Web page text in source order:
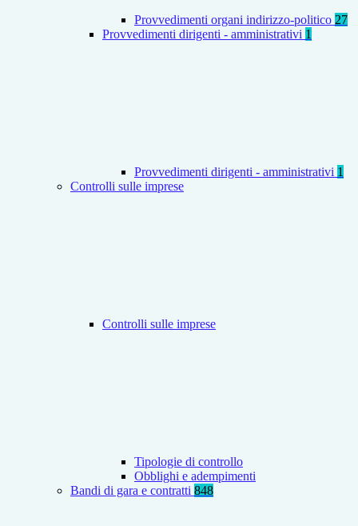
Provvedimenti organi indirizzo-politico 27
Provvedimenti dirigenti - amministrativi 1
Provvedimenti dirigenti - amministrativi 1
Controlli sulle imprese
Controlli sulle imprese
Tipologie di controllo
Obblighi e adempimenti
Bandi di gara e contratti 848